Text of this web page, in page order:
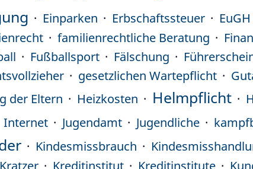
Einparken Erbschaftssteuer EuGH
familienrechtliche Beratung
Fußballsport Fälschung
gesetzlichen Wartepflicht
der Eltern Heizkosten Helmpflicht
Internet Jugendamt Jugendliche
Kindesmissbrauch
Kratzer Kreditinstitut Kreditinstitute